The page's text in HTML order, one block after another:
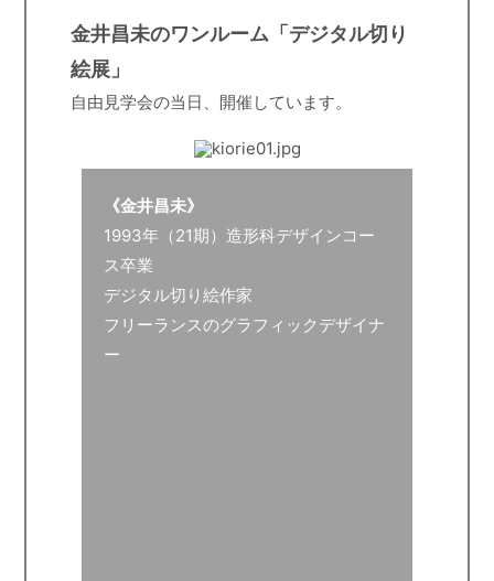
金井昌未のワンルーム「デジタル切り
絵展」
自由見学会の当日、開催しています。
《金井昌未》
1993年（21期）造形科デザインコー
ス卒業
デジタル切り絵作家
フリーランスのグラフィックデザイナ
ー